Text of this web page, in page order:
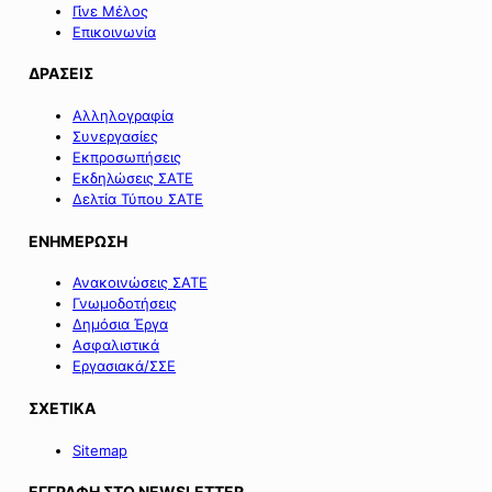
Γίνε Μέλος
Επικοινωνία
ΔΡΑΣΕΙΣ
Αλληλογραφία
Συνεργασίες
Εκπροσωπήσεις
Εκδηλώσεις ΣΑΤΕ
Δελτία Τύπου ΣΑΤΕ
ΕΝΗΜΕΡΩΣΗ
Ανακοινώσεις ΣΑΤΕ
Γνωμοδοτήσεις
Δημόσια Έργα
Ασφαλιστικά
Εργασιακά/ΣΣΕ
ΣΧΕΤΙΚΑ
Sitemap